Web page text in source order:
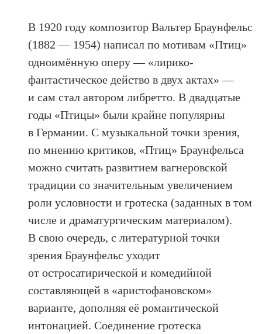
В 1920 году композитор Вальтер Браунфельс
(1882 — 1954) написал по мотивам «Птиц»
одноимённую оперу — «лирико-
фантастическое действо в двух актах» —
и сам стал автором либретто. В двадцатые
годы «Птицы» были крайне популярны
в Германии. С музыкальной точки зрения,
по мнению критиков, «Птиц» Браунфельса
можно считать развитием вагнеровской
традиции со значительным увеличением
роли условности и гротеска (заданных в том
числе и драматургическим материалом).
В свою очередь, с литературной точки
зрения Браунфельс уходит
от остросатирической и комедийной
составляющей в «аристофановском»
варианте, дополняя её романтической
интонацией. Соединение гротеска